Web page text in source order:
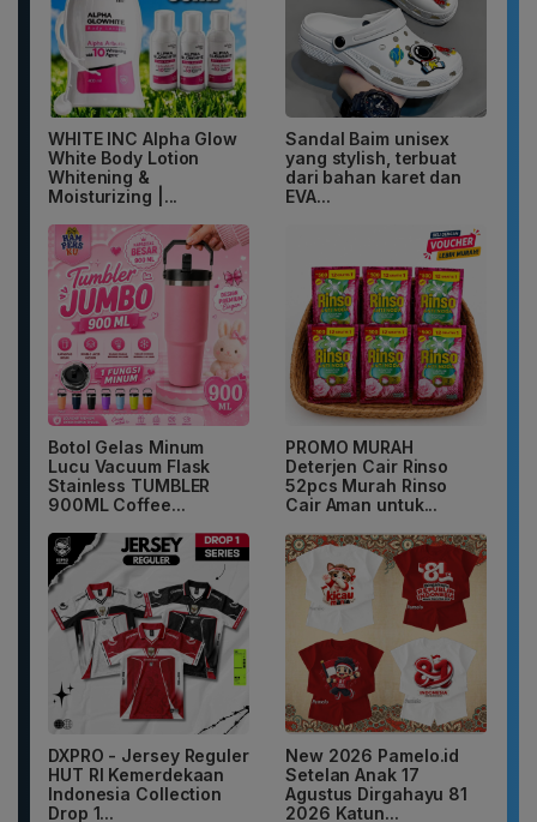
WHITE INC Alpha Glow
White Body Lotion
Whitening &
Moisturizing |...
Sandal Baim unisex
yang stylish, terbuat
dari bahan karet dan
EVA...
Botol Gelas Minum
Lucu Vacuum Flask
Stainless TUMBLER
900ML Coffee...
PROMO MURAH
Deterjen Cair Rinso
52pcs Murah Rinso
Cair Aman untuk...
DXPRO - Jersey Reguler
HUT RI Kemerdekaan
Indonesia Collection
Drop 1...
New 2026 Pamelo.id
Setelan Anak 17
Agustus Dirgahayu 81
2026 Katun...